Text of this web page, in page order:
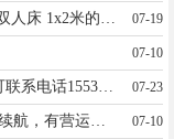
07-19
07-10
本小饭桌不干了，有要锅碗之类的可联系电话15534025329 07-23
07-10